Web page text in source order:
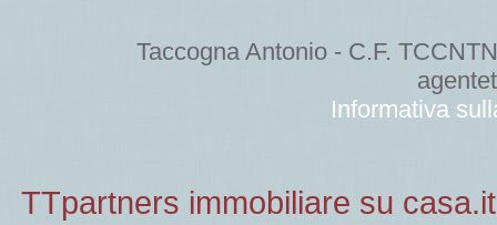
Taccogna Antonio - C.F.
Informativa
TTpartners immobiliare su casa.it